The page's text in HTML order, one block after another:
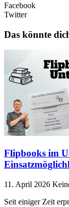
Facebook
Twitter
Das könnte
Flipbooks im
11. April 2026
Seit einiger Zeit